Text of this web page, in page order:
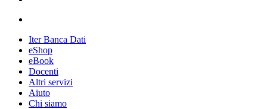
Iter Banca Dati
eShop
eBook
Docenti
Altri servizi
Aiuto
Chi siamo